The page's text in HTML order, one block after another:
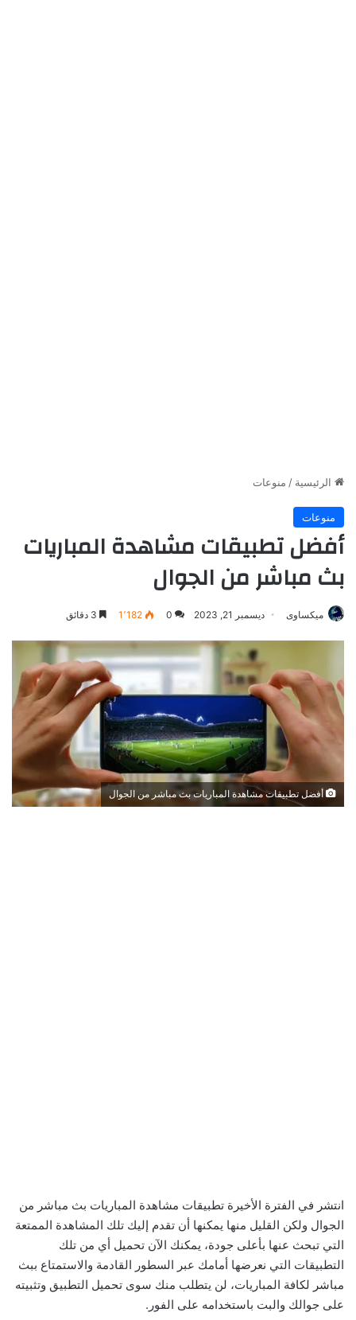
الرئيسية / منوعات
منوعات
أفضل تطبيقات مشاهدة المباريات
بث مباشر من الجوال
ميكساوى ديسمبر 21, 2023 0 1٬182
أفضل تطبيقات مشاهدة المباريات بث مباشر من الجوال
انتشر في الفترة الأخيرة تطبيقات مشاهدة المباريات بث مباشر من
الجوال ولكن القليل منها يمكنها أن تقدم إليك تلك المشاهدة الممتعة
التي تبحث عنها بأعلى جودة، يمكنك الآن تحميل أي من تلك
التطبيقات التي نعرضها أمامك عبر السطور القادمة والاستمتاع ببث
مباشر لكافة المباريات، لن يتطلب منك سوى تحميل التطبيق وتثبيته
على جوالك والبت باستخدامه على الفور.